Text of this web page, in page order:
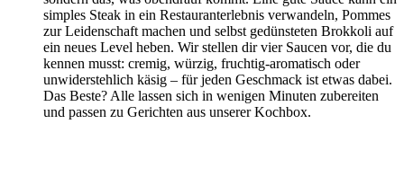
simples Steak in ein Restauranterlebnis verwandeln, Pommes
zur Leidenschaft machen und selbst gedünsteten Brokkoli auf
ein neues Level heben. Wir stellen dir vier Saucen vor, die du
kennen musst: cremig, würzig, fruchtig-aromatisch oder
unwiderstehlich käsig – für jeden Geschmack ist etwas dabei.
Das Beste? Alle lassen sich in wenigen Minuten zubereiten
und passen zu Gerichten aus unserer Kochbox.